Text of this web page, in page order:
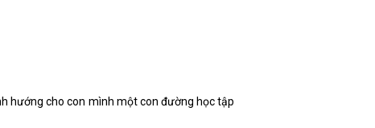
hướng cho con mình một con đường học tập